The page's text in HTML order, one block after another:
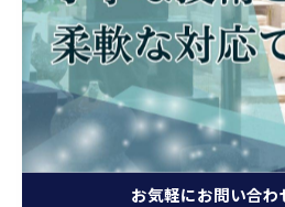
ており、書類の準備や改葬許可
ど、煩雑な手続きを的確にサポ
専門家を活用することで、親族
防止にもつながります。実際、
ったことで冷静に話し合いが進
手続き遅延を防げた」という声
お気軽にお問い合わ